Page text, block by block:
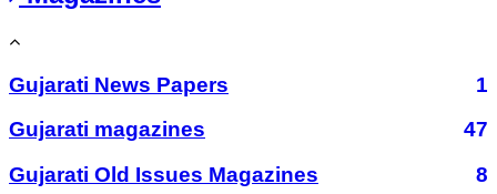
Gujarati News Papers
1
Gujarati magazines
47
Gujarati Old Issues Magazines
8